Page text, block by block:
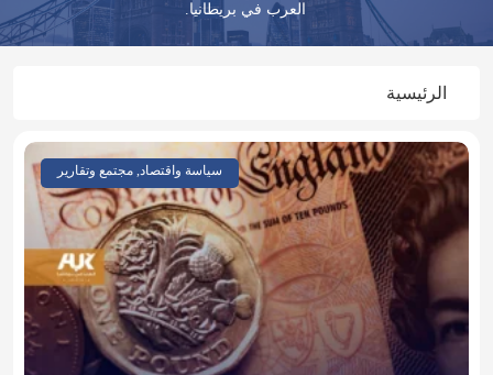
العرب في بريطانيا.
الرئيسية
سياسة واقتصاد, مجتمع وتقارير